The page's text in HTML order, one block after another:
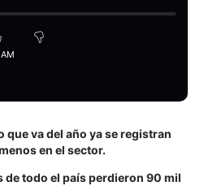
que va del año ya se registran
en el sector.
de todo el país perdieron 90 mil